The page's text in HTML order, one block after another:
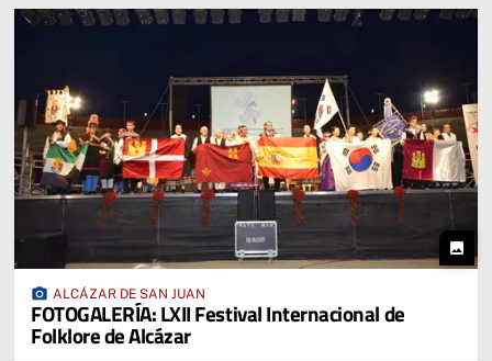
photo
photo_camera ALCÁZAR DE SAN JUAN
FOTOGALERÍA: LXII Festival Internacional de
Folklore de Alcázar